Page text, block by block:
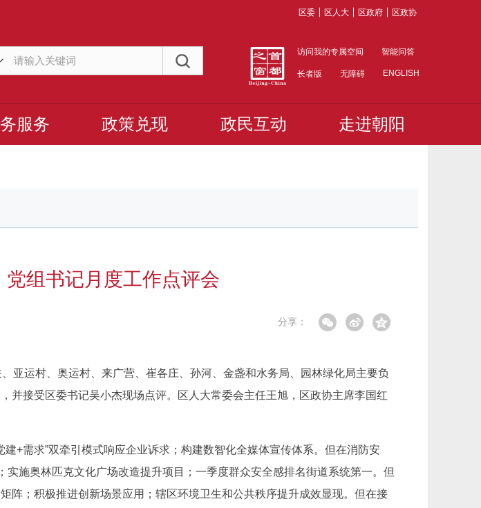
区委 区人大 区政府 区政协
访问我的专属空间 智能问答
长者版 无障碍 ENGLISH
服务 政策兑现 政民互动 走进朝阳
组书记月度工作点评会
分享：
亚运村、奥运村、来广营、崔各庄、孙河、金盏和水务局、园林绿化局主要负
并接受区委书记吴小杰现场点评。区人大常委会主任王旭，区政协主席李国红
+需求”双牵引模式响应企业诉求；构建数智化全媒体宣传体系。但在消防安
施奥林匹克文化广场改造提升项目；一季度群众安全感排名街道系统第一。但
阵；积极推进创新场景应用；辖区环境卫生和公共秩序提升成效显现。但在接